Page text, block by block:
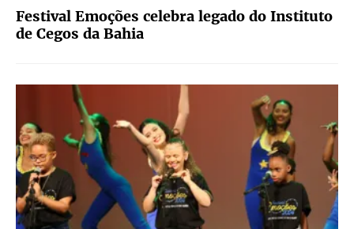
Festival Emoções celebra legado do Instituto
de Cegos da Bahia